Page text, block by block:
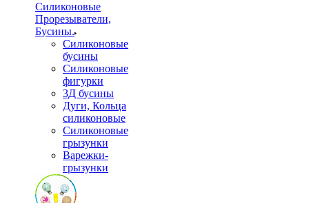
Силиконовые
Прорезыватели,
Бусины.
Силиконовые
бусины
Силиконовые
фигурки
3Д бусины
Дуги, Кольца
силиконовые
Силиконовые
грызунки
Варежки-
грызунки